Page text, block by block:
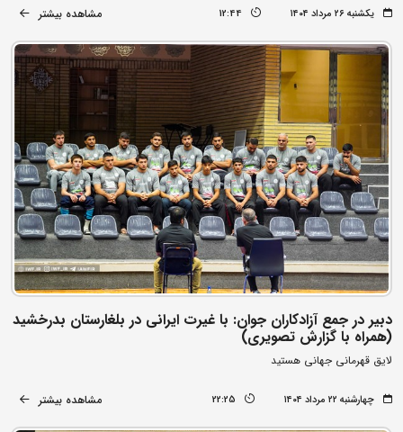
یکشنبه ۲۶ مرداد ۱۴۰۴ 12:44 مشاهده بیشتر
دبیر در جمع آزادکاران جوان: با غیرت ایرانی در بلغارستان بدرخشید
(همراه با گزارش تصویری)
لایق قهرمانی جهانی هستید
چهارشنبه ۲۲ مرداد ۱۴۰۴ 22:25 مشاهده بیشتر